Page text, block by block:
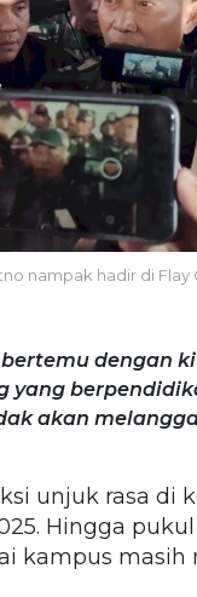
nampak hadir di Flay
dengan
yang
akan
unjuk rasa di
Hingga
kampus masih